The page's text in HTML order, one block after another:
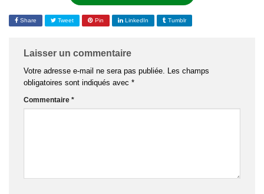
Share Tweet Pin LinkedIn Tumblr
Laisser un commentaire
Votre adresse e-mail ne sera pas publiée.
Les champs
obligatoires sont indiqués avec *
Commentaire *